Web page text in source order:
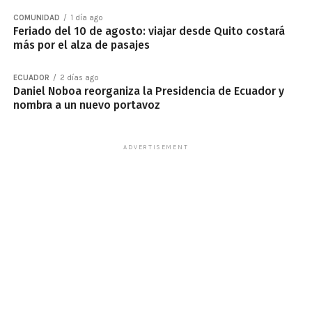
COMUNIDAD 1 día ago
Feriado del 10 de agosto: viajar desde Quito costará
más por el alza de pasajes
ECUADOR 2 días ago
Daniel Noboa reorganiza la Presidencia de Ecuador y
nombra a un nuevo portavoz
ADVERTISEMENT